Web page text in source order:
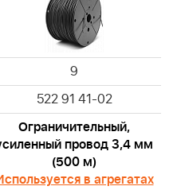
9
522 91 41-02
Ограничительный,
провод 3,4 мм
(500 м)
в агрегатах